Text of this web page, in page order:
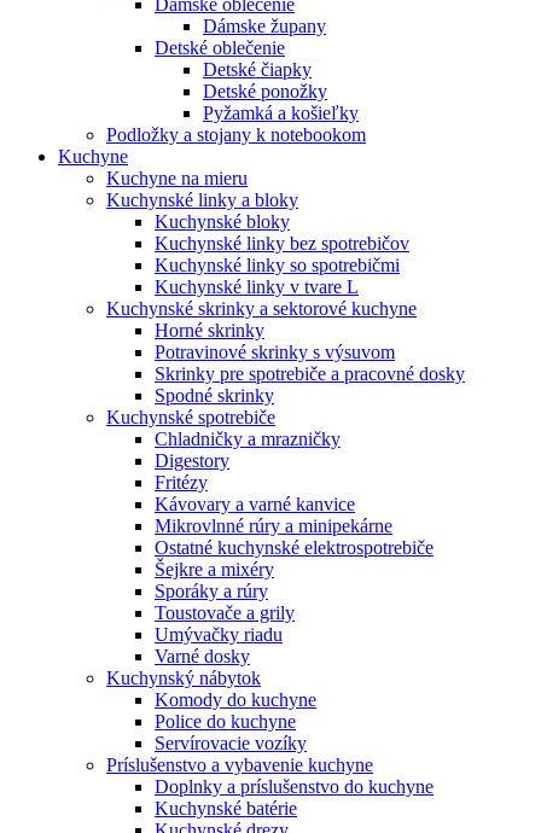
Dámske župany
Detské oblečenie
Detské čiapky
Detské ponožky
Pyžamká a košieľky
Podložky a stojany k notebookom
Kuchyne
Kuchyne na mieru
Kuchynské linky a bloky
Kuchynské bloky
Kuchynské linky bez spotrebičov
Kuchynské linky so spotrebičmi
Kuchynské linky v tvare L
Kuchynské skrinky a sektorové kuchyne
Horné skrinky
Potravinové skrinky s výsuvom
Skrinky pre spotrebiče a pracovné dosky
Spodné skrinky
Kuchynské spotrebiče
Chladničky a mrazničky
Digestory
Fritézy
Kávovary a varné kanvice
Mikrovlnné rúry a minipekárne
Ostatné kuchynské elektrospotrebiče
Šejkre a mixéry
Sporáky a rúry
Toustovače a grily
Umývačky riadu
Varné dosky
Kuchynský nábytok
Komody do kuchyne
Police do kuchyne
Servírovacie vozíky
Príslušenstvo a vybavenie kuchyne
Doplnky a príslušenstvo do kuchyne
Kuchynské batérie